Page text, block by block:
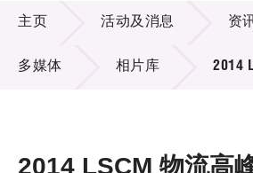
技术商品化
项目及资助计划
活动及消息
活动及消息
主页 活动及消息 资
多媒体 相片库 2014
2014 LSCM 物流高